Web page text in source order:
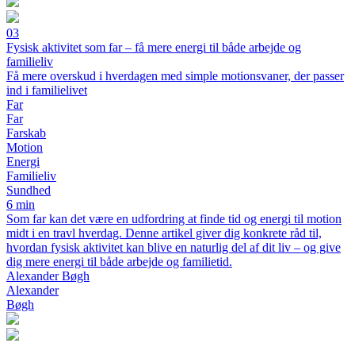
03
Fysisk aktivitet som far – få mere energi til både arbejde og
familieliv
Få mere overskud i hverdagen med simple motionsvaner, der passer
ind i familielivet
Far
Far
Farskab
Motion
Energi
Familieliv
Sundhed
6 min
Som far kan det være en udfordring at finde tid og energi til motion
midt i en travl hverdag. Denne artikel giver dig konkrete råd til,
hvordan fysisk aktivitet kan blive en naturlig del af dit liv – og give
dig mere energi til både arbejde og familietid.
Alexander Bøgh
Alexander
Bøgh